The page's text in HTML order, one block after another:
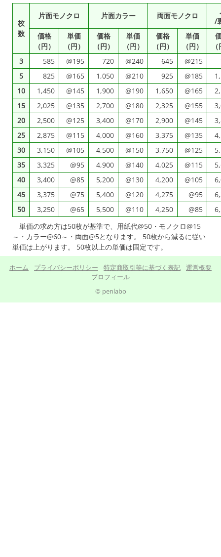
枚
数
片面モノクロ 片面カラー 両面モノクロ
/
価格
（円）
単価
（円）
価格
（円）
単価
（円）
価格
（円）
単価
（円）
3
585 @195 720 @240 645 @215
5
825 @165 1,050 @210 925 @185
10
1,450 @145 1,900 @190 1,650 @165
15
2,025 @135 2,700 @180 2,325 @155
20
2,500 @125 3,400 @170 2,900 @145
25
2,875 @115 4,000 @160 3,375 @135
30
3,150 @105 4,500 @150 3,750 @125
35
3,325 @95 4,900 @140 4,025 @115
40
3,400 @85 5,200 @130 4,200 @105
45
3,375 @75 5,400 @120 4,275 @95
50
3,250 @65 5,500 @110 4,250 @85
単価の求め方は50枚が基準で、用紙代@50・モノクロ@15
～・カラー@60～・両面@5となります。 50枚から減るに従い
単価は上がります。 50枚以上の単価は固定です。
ホーム プライバシーポリシー 特定商取引等に基づく表記
運営概要
プロフィール
© penlabo